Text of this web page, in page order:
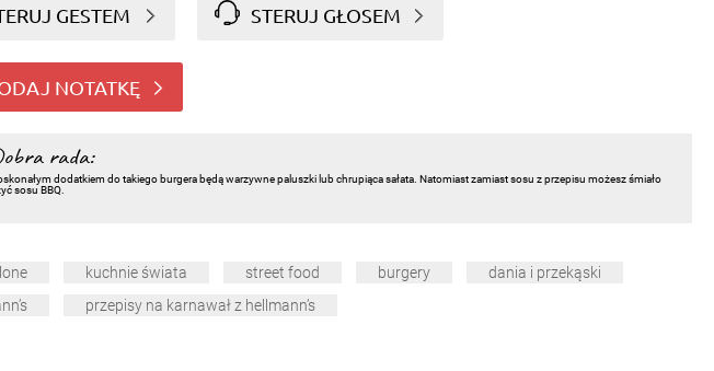
GESTEM STERUJ GŁOSEM
NOTATKĘ
rada:
dodatkiem do takiego burgera będą warzywne paluszki lub chrupiąca sałata. Natomiast zamiast sosu z przepisu możesz śmiało
sosu BBQ.
kuchnie świata street food burgery
dania i przekąski
przepisy na karnawał z hellmann’s